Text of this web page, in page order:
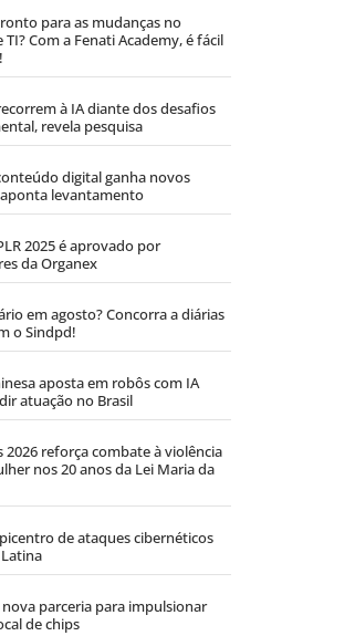
para as mudanças no
TI? Com a Fenati Academy, é fácil
à IA diante dos desafios
revela pesquisa
digital ganha novos
aponta levantamento
2025 é aprovado por
da Organex
em agosto? Concorra a diárias
o Sindpd!
aposta em robôs com IA
atuação no Brasil
2026 reforça combate à violência
nos 20 anos da Lei Maria da
de ataques cibernéticos
parceria para impulsionar
de chips